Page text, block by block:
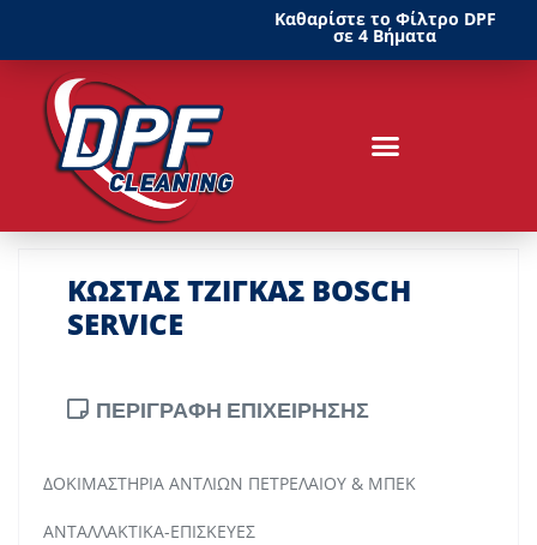
Καθαρίστε το Φίλτρο DPF
σε 4 Βήματα
ΚΩΣΤΑΣ ΤΖΙΓΚΑΣ BOSCH
SERVICE
ΠΕΡΙΓΡΑΦΗ ΕΠΙΧΕΙΡΗΣΗΣ
ΔΟΚΙΜΑΣΤΗΡΙΑ ΑΝΤΛΙΩΝ ΠΕΤΡΕΛΑΙΟΥ & ΜΠΕΚ
ΑΝΤΑΛΛΑΚΤΙΚΑ-ΕΠΙΣΚΕΥΕΣ